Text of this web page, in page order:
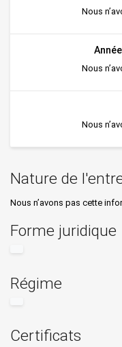
Nous
Nous
Nous
Nature de
Nous n’avons pas cette
Forme juridique
Régime
Certificats